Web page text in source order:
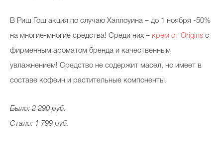
В Риш Гош акция по случаю Хэллоуина – до 1 ноября -50%
на многие-многие средства! Cреди них – крем от Origins с
фирменным ароматом бренда и качественным
увлажнением! Средство не содержит масел, но имеет в
составе кофеин и растительные компоненты.
Было: 2 290 руб.
Стало: 1 799 руб.